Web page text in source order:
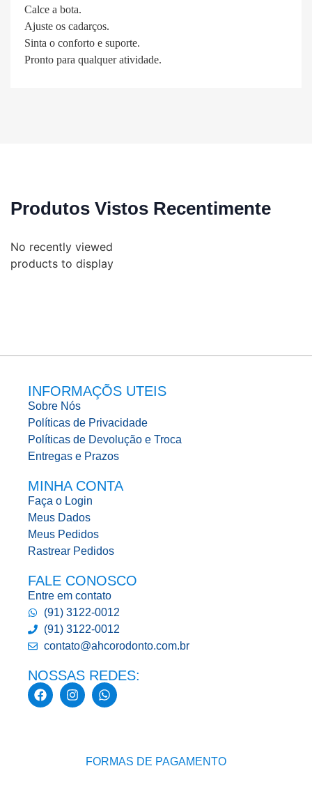
Calce a bota.
Ajuste os cadarços.
Sinta o conforto e suporte.
Pronto para qualquer atividade.
Produtos Vistos Recentimente
No recently viewed
products to display
INFORMAÇÕS UTEIS
Sobre Nós
Políticas de Privacidade
Políticas de Devolução e Troca
Entregas e Prazos
MINHA CONTA
Faça o Login
Meus Dados
Meus Pedidos
Rastrear Pedidos
FALE CONOSCO
Entre em contato
(91) 3122-0012
(91) 3122-0012
contato@ahcorodonto.com.br
NOSSAS REDES:
FORMAS DE PAGAMENTO